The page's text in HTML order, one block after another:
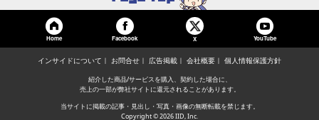
Home Facebook X YouTube
インサイドについて お問合せ 広告掲載 会社概要 個人情報保護方針
紹介した商品/サービスを購入、契約した場合に、
売上の一部が弊社サイトに還元されることがあります。
当サイトに掲載の記事・見出し・写真・画像の無断転載を禁じます。
Copyright © 2026 IID, Inc.